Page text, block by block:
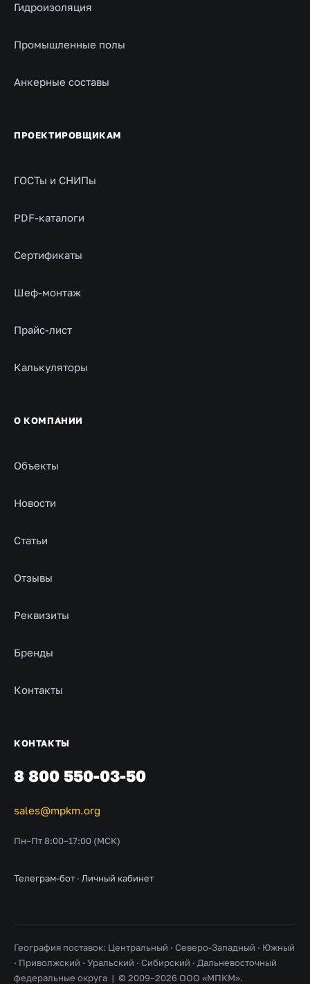
Гидроизоляция
Промышленные полы
Анкерные составы
ПРОЕКТИРОВЩИКАМ
ГОСТы и СНИПы
PDF-каталоги
Сертификаты
Шеф-монтаж
Прайс-лист
Калькуляторы
О КОМПАНИИ
Объекты
Новости
Статьи
Отзывы
Реквизиты
Бренды
Контакты
КОНТАКТЫ
8 800 550-03-50
sales@mpkm.org
Пн–Пт 8:00–17:00 (МСК)
Телеграм-бот · Личный кабинет
География поставок: Центральный · Северо-Западный · Южный
· Приволжский · Уральский · Сибирский · Дальневосточный
федеральные округа | © 2009–2026 ООО «МПКМ».